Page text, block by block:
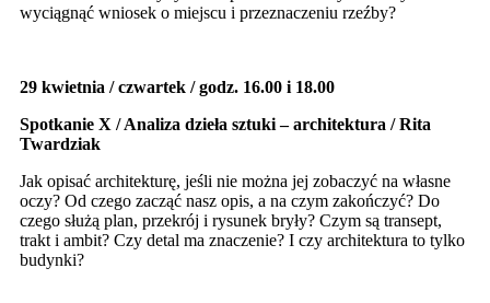
wyciągnąć wniosek o miejscu i przeznaczeniu rzeźby?
29 kwietnia / czwartek / godz. 16.00 i 18.00
Spotkanie X / Analiza dzieła sztuki – architektura / Rita
Twardziak
Jak opisać architekturę, jeśli nie można jej zobaczyć na własne
oczy? Od czego zacząć nasz opis, a na czym zakończyć? Do
czego służą plan, przekrój i rysunek bryły? Czym są transept,
trakt i ambit? Czy detal ma znaczenie? I czy architektura to tylko
budynki?